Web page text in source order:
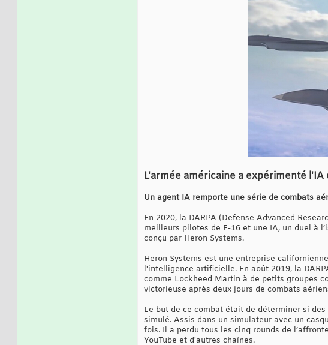
L'armée américaine a expérimenté
Un agent IA remporte une série de combats
En 2020, la DARPA (Defense Advanced
meilleurs pilotes de F-16 et une IA, un duel à
conçu par Heron Systems.
Heron Systems est une entreprise
l'intelligence artificielle. En août 2019, la
comme Lockheed Martin à de petits groupes
victorieuse après deux jours de combats
Le but de ce combat était de déterminer si
simulé. Assis dans un simulateur avec un
fois. Il a perdu tous les cinq rounds de
YouTube et d'autres chaînes.